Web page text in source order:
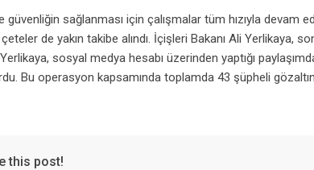
güvenliğin sağlanması için çalışmalar tüm hızıyla
de yakın takibe alındı. İçişleri Bakanı Ali Yerlikaya,
sosyal medya hesabı üzerinden yaptığı
Bu operasyon kapsamında toplamda 43 şüpheli
this post!